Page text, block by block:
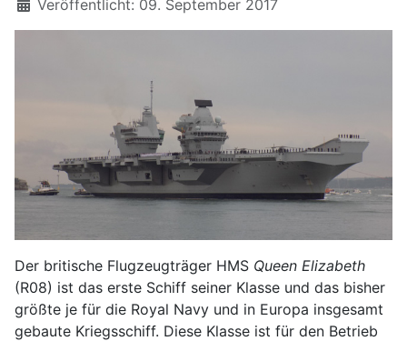
Details
Veröffentlicht: 09. September 2017
Der britische Flugzeugträger HMS Queen Elizabeth
(R08) ist das erste Schiff seiner Klasse und das bisher
größte je für die Royal Navy und in Europa insgesamt
gebaute Kriegsschiff. Diese Klasse ist für den Betrieb